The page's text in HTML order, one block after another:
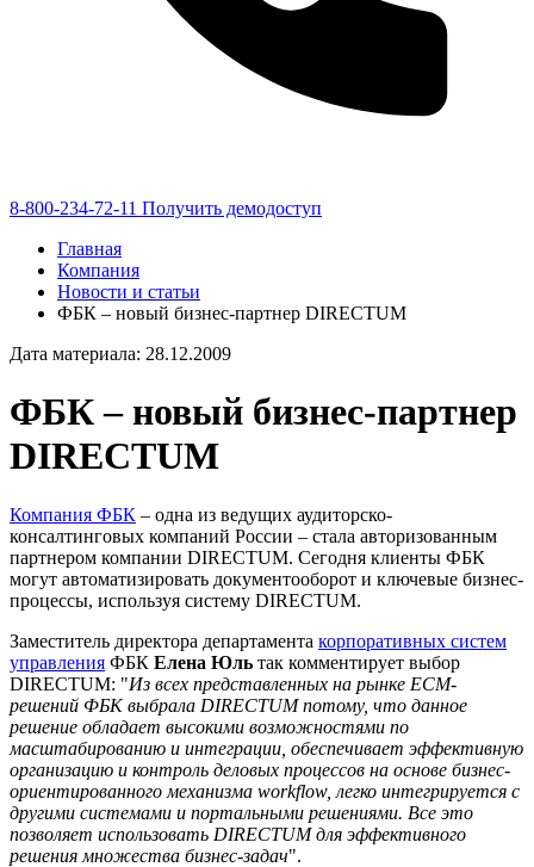
8-800-234-72-11 Получить демодоступ
Главная
Компания
Новости и статьи
ФБК – новый бизнес-партнер DIRECTUM
Дата материала: 28.12.2009
ФБК – новый бизнес-партнер
DIRECTUM
Компания ФБК – одна из ведущих аудиторско-
консалтинговых компаний России – стала авторизованным
партнером компании DIRECTUM. Сегодня клиенты ФБК
могут автоматизировать документооборот и ключевые бизнес-
процессы, используя систему DIRECTUM.
Заместитель директора департамента корпоративных систем
управления ФБК Елена Юль так комментирует выбор
DIRECTUM: "Из всех представленных на рынке ECM-
решений ФБК выбрала DIRECTUM потому, что данное
решение обладает высокими возможностями по
масштабированию и интеграции, обеспечивает эффективную
организацию и контроль деловых процессов на основе бизнес-
ориентированного механизма workflow, легко интегрируется с
другими системами и портальными решениями. Все это
позволяет использовать DIRECTUM для эффективного
решения множества бизнес-задач".